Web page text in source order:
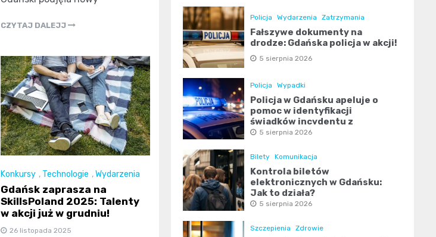
CZYTAJ DALEJJ
Konkursy , Technologie ,Wydarzenia
Gdańsk zaprasza na
SkillsPoland 2025: Talenty
w akcji już w grudniu!
26 listopada 2025
Policja Wydarzenia Zatrzymania
Fałszywe dokumenty na
drodze: Gdańska policja w akcji!
5 sierpnia 2026
Policja Wypadki
Policja w Gdańsku apeluje o
pomoc w identyfikacji
świadków incydentu z
obrażeniami ciała
5 sierpnia 2026
Bilety Komunikacja
Kontrola biletów
elektronicznych w Gdańsku:
Jak to działa?
5 sierpnia 2026
Szczepienia Zdrowie